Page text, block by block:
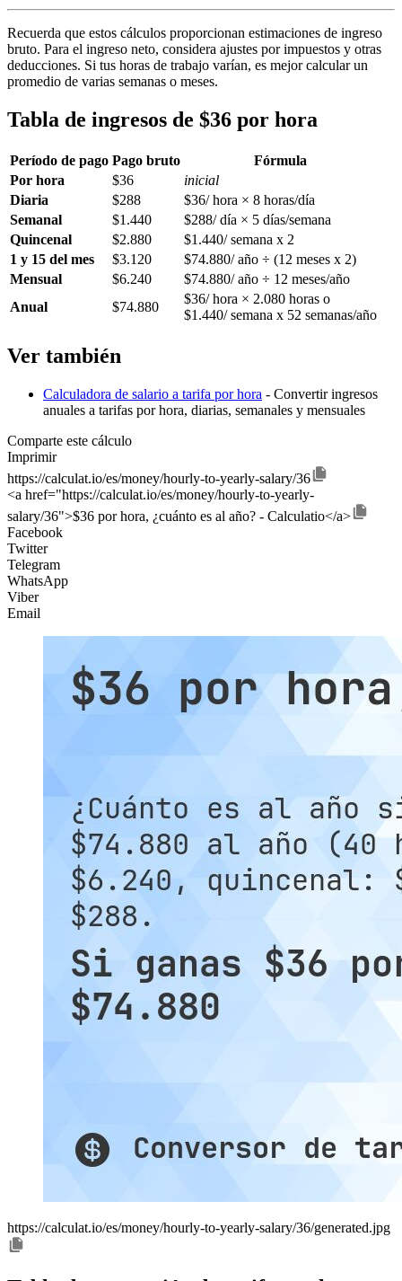
Recuerda que estos cálculos proporcionan estimaciones de ingreso
bruto. Para el ingreso neto, considera ajustes por impuestos y otras
deducciones. Si tus horas de trabajo varían, es mejor calcular un
promedio de varias semanas o meses.
Tabla de ingresos de $36 por hora
Período de pago Pago bruto
Fórmula
Por hora
$36
inicial
Diaria
$288
$36/ hora × 8 horas/día
Semanal
$1.440
$288/ día × 5 días/semana
Quincenal
$2.880
$1.440/ semana x 2
1 y 15 del mes
$3.120
$74.880/ año ÷ (12 meses x 2)
Mensual
$6.240
$74.880/ año ÷ 12 meses/año
Anual
$74.880
$36/ hora × 2.080 horas o
$1.440/ semana x 52 semanas/año
Ver también
Calculadora de salario a tarifa por hora - Convertir ingresos
anuales a tarifas por hora, diarias, semanales y mensuales
Comparte este cálculo
Imprimir
https://calculat.io/es/money/hourly-to-yearly-salary/36
<a href="https://calculat.io/es/money/hourly-to-yearly-
salary/36">$36 por hora, ¿cuánto es al año? - Calculatio</a>
Facebook
Twitter
Telegram
WhatsApp
Viber
Email
https://calculat.io/es/money/hourly-to-yearly-salary/36/generated.jpg